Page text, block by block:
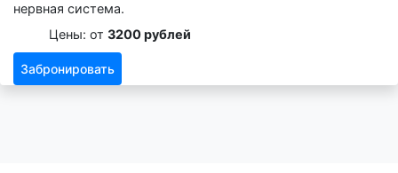
нервная система.
Цены: от 3200 рублей
Забронировать